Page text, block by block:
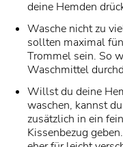
deine Hemden
Wasche nicht zu
sollten maximal
Trommel sein. So
Waschmittel
Willst du deine
waschen, kannst
zusätzlich in ein
Kissenbezug